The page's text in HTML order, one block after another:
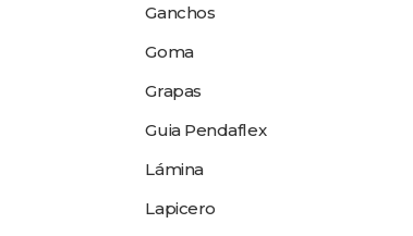
Ganchos
Goma
Grapas
Guia Pendaflex
Lámina
Lapicero